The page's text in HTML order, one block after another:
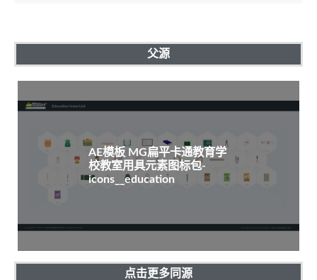
父源
AE模板 MG扁平卡通教育学
校教室用具元素图标包-
icons__education
点击更多同源